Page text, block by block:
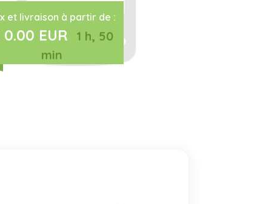
et livraison à partir de :
EUR
1 h, 50
min